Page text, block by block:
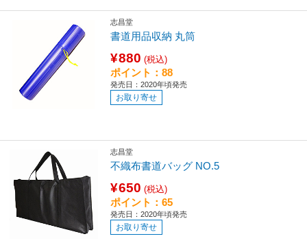
志昌堂
書道用品収納 丸筒
¥880 (税込)
ポイント：88
発売日：2020年頃発売
お取り寄せ
志昌堂
不織布書道バッグ NO.5
¥650 (税込)
ポイント：65
発売日：2020年頃発売
お取り寄せ